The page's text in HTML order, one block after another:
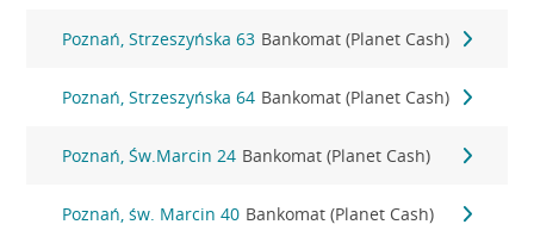
Poznań, Strzeszyńska 63 Bankomat (Planet Cash)
Poznań, Strzeszyńska 64 Bankomat (Planet Cash)
Poznań, Św.Marcin 24 Bankomat (Planet Cash)
Poznań, św. Marcin 40 Bankomat (Planet Cash)